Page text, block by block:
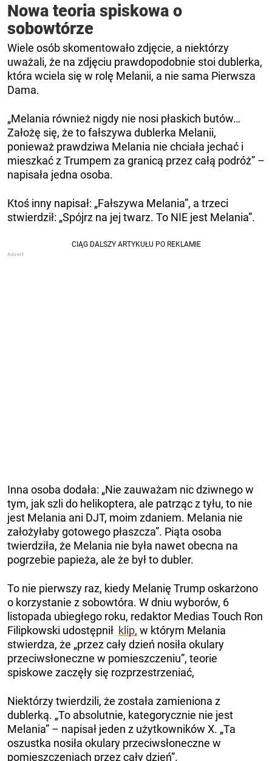
Nowa teoria spiskowa o
sobowtórze
Wiele osób skomentowało zdjęcie, a niektórzy
uważali, że na zdjęciu prawdopodobnie stoi dublerka,
która wciela się w rolę Melanii, a nie sama Pierwsza
Dama.
„Melania również nigdy nie nosi płaskich butów…
Założę się, że to fałszywa dublerka Melanii,
ponieważ prawdziwa Melania nie chciała jechać i
mieszkać z Trumpem za granicą przez całą podróż” –
napisała jedna osoba.
Ktoś inny napisał: „Fałszywa Melania”, a trzeci
stwierdził: „Spójrz na jej twarz. To NIE jest Melania”.
Inna osoba dodała: „Nie zauważam nic dziwnego w
tym, jak szli do helikoptera, ale patrząc z tyłu, to nie
jest Melania ani DJT, moim zdaniem. Melania nie
założyłaby gotowego płaszcza”. Piąta osoba
twierdziła, że ​​Melania nie była nawet obecna na
pogrzebie papieża, ale że był to dubler.
To nie pierwszy raz, kiedy Melanię Trump oskarżono
o korzystanie z sobowtóra. W dniu wyborów, 6
listopada ubiegłego roku, redaktor Medias Touch Ron
Filipkowski udostępnił klip, w którym Melania
stwierdza, że ​​„przez cały dzień nosiła okulary
przeciwsłoneczne w pomieszczeniu”, teorie
spiskowe zaczęły się rozprzestrzeniać,
Niektórzy twierdzili, że została zamieniona z
dublerką. „To absolutnie, kategorycznie nie jest
Melania” – napisał jeden z użytkowników X. „Ta
oszustka nosiła okulary przeciwsłoneczne w
pomieszczeniach przez cały dzień”.